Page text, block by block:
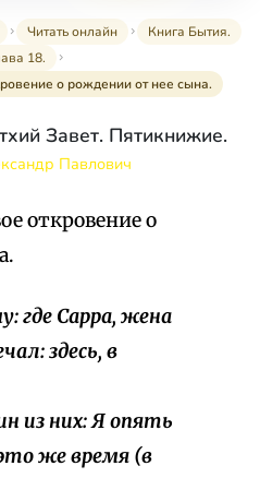
Читать онлайн
Книга Бытия.
18.
о рождении от нее сына.
Завет. Пятикнижие.
Павлович
откровение о
где Сарра, жена
здесь, в
из них:Я опять
же время (в